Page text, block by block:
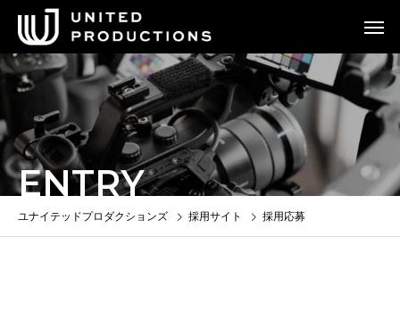
ENTRY
ユナイテッドプロダクションズ 採用サイト 採用応募